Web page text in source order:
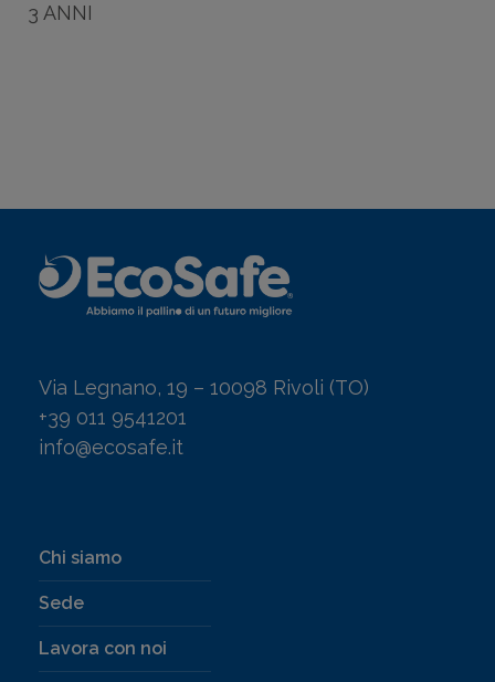
3 ANNI
Via Legnano, 19 – 10098 Rivoli (TO)
+39 011 9541201
info@ecosafe.it
Chi siamo
Sede
Lavora con noi